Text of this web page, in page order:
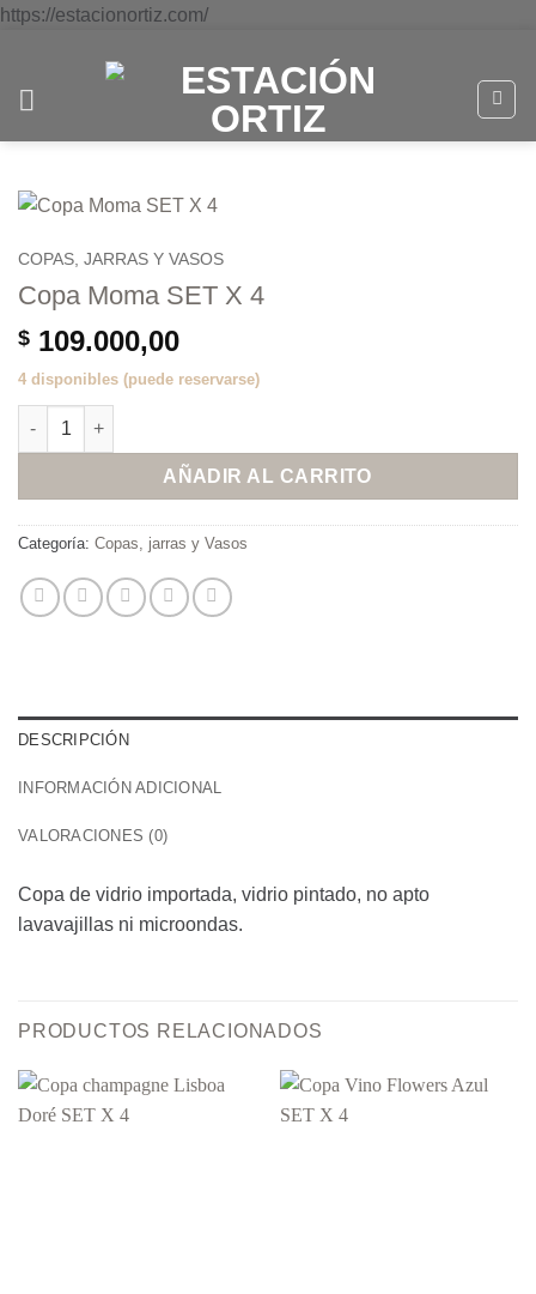
https://estacionortiz.com/Saltar
contenido
COPAS, JARRAS Y VASOS
Copa Moma SET X 4
$ 109.000,00
4 disponibles (puede reservarse)
Copa Moma SET X 4 cantidad
AÑADIR AL CARRITO
Categoría: Copas, jarras y Vasos
DESCRIPCIÓN
INFORMACIÓN ADICIONAL
VALORACIONES (0)
Copa de vidrio importada, vidrio pintado, no apto
lavavajillas ni microondas.
PRODUCTOS RELACIONADOS